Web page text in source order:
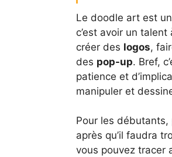
Le doodle art est
c’est avoir un
créer des logos,
des pop-up. Bref,
patience et
manipuler et
Pour les débutants,
après qu’il faudra
vous pouvez tracer